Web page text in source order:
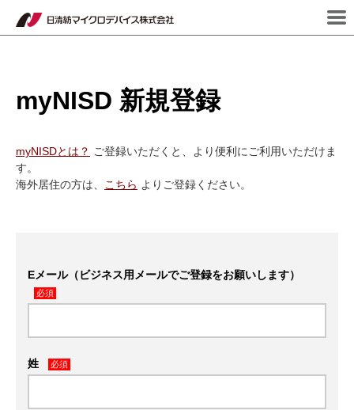
myNISD 新規登録
myNISDとは？ ご登録いただくと、より便利にご利用いただけま
す。
海外居住の方は、
こちら よりご登録ください。
Eメール（ビジネス用メールでご登録をお願いします）
必須
姓 必須